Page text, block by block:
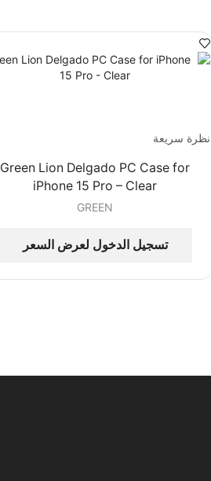
نظرة سريعة
Green Lion Delgado PC Case for
iPhone 15 Pro – Clear
GREEN
تسجيل الدخول لعرض السعر